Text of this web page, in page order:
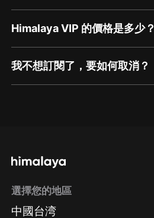
Himalaya VIP 的價格是多少？
我不想訂閱了，要如何取消？
方法 Google Play取消訂閱方法
選擇您的地區
中國台湾